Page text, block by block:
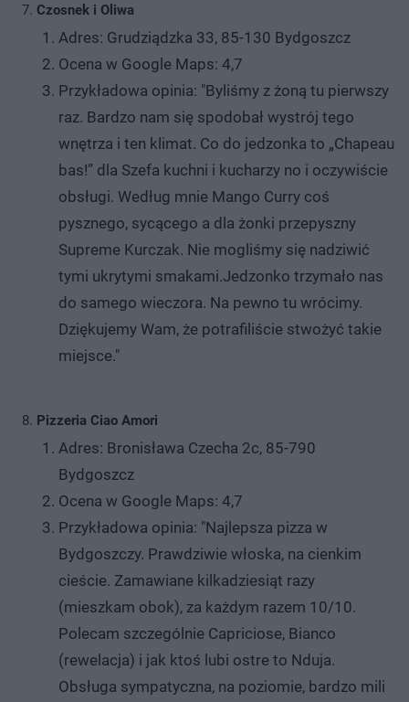
Czosnek i Oliwa
Adres: Grudziądzka 33, 85-130 Bydgoszcz
Ocena w Google Maps: 4,7
Przykładowa opinia: "Byliśmy z żoną tu pierwszy
raz. Bardzo nam się spodobał wystrój tego
wnętrza i ten klimat. Co do jedzonka to „Chapeau
bas!” dla Szefa kuchni i kucharzy no i oczywiście
obsługi. Według mnie Mango Curry coś
pysznego, sycącego a dla żonki przepyszny
Supreme Kurczak. Nie mogliśmy się nadziwić
tymi ukrytymi smakami.Jedzonko trzymało nas
do samego wieczora. Na pewno tu wrócimy.
Dziękujemy Wam, że potrafiliście stwożyć takie
miejsce."
Pizzeria Ciao Amori
Adres: Bronisława Czecha 2c, 85-790
Bydgoszcz
Ocena w Google Maps: 4,7
Przykładowa opinia: "Najlepsza pizza w
Bydgoszczy. Prawdziwie włoska, na cienkim
cieście. Zamawiane kilkadziesiąt razy
(mieszkam obok), za każdym razem 10/10.
Polecam szczególnie Capriciose, Bianco
(rewelacja) i jak ktoś lubi ostre to Nduja.
Obsługa sympatyczna, na poziomie, bardzo mili